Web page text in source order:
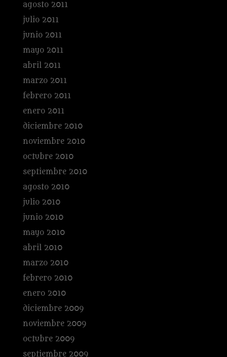
agosto 2011
julio 2011
junio 2011
mayo 2011
abril 2011
marzo 2011
febrero 2011
enero 2011
diciembre 2010
noviembre 2010
octubre 2010
septiembre 2010
agosto 2010
julio 2010
junio 2010
mayo 2010
abril 2010
marzo 2010
febrero 2010
enero 2010
diciembre 2009
noviembre 2009
octubre 2009
septiembre 2009